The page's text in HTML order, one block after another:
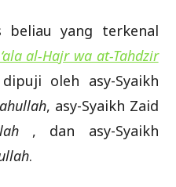
beliau yang terkenal
al-Hajr wa at-Tahdzir
oleh asy-Syaikh
, asy-Syaikh Zaid
, dan asy-Syaikh
.